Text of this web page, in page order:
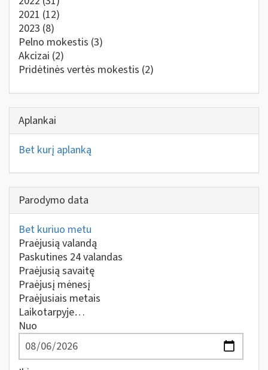
2021 (12)
2023 (8)
Pelno mokestis (3)
Akcizai (2)
Pridėtinės vertės mokestis (2)
Aplankai
Bet kurį aplanką
Parodymo data
Bet kuriuo metu
Praėjusią valandą
Paskutines 24 valandas
Praėjusią savaitę
Praėjusį mėnesį
Praėjusiais metais
Laikotarpyje…
Nuo